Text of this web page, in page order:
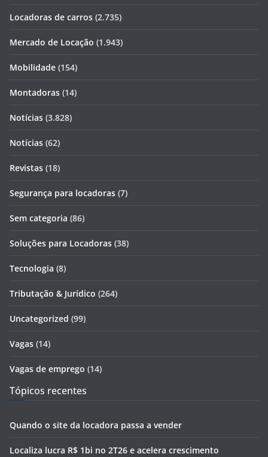
Locadoras de carros (2.735)
Mercado de Locação (1.943)
Mobilidade (154)
Montadoras (14)
Notícias (3.828)
Notícias (62)
Revistas (18)
Segurança para locadoras (7)
Sem categoria (86)
Soluções para Locadoras (38)
Tecnologia (8)
Tributação & Jurídico (264)
Uncategorized (99)
Vagas (14)
Vagas de emprego (14)
Tópicos recentes
Quando o site da locadora passa a vender
Localiza lucra R$ 1bi no 2T26 e acelera crescimento